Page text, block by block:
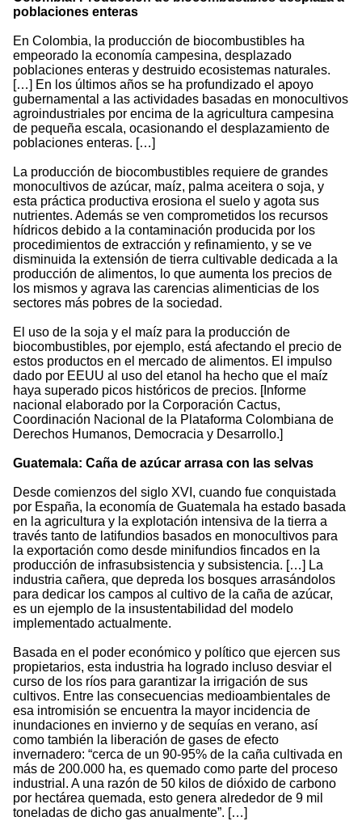
poblaciones enteras
En Colombia, la producción de biocombustibles ha
empeorado la economía campesina, desplazado
poblaciones enteras y destruido ecosistemas naturales.
[…] En los últimos años se ha profundizado el apoyo
gubernamental a las actividades basadas en monocultivos
agroindustriales por encima de la agricultura campesina
de pequeña escala, ocasionando el desplazamiento de
poblaciones enteras. […]
La producción de biocombustibles requiere de grandes
monocultivos de azúcar, maíz, palma aceitera o soja, y
esta práctica productiva erosiona el suelo y agota sus
nutrientes. Además se ven comprometidos los recursos
hídricos debido a la contaminación producida por los
procedimientos de extracción y refinamiento, y se ve
disminuida la extensión de tierra cultivable dedicada a la
producción de alimentos, lo que aumenta los precios de
los mismos y agrava las carencias alimenticias de los
sectores más pobres de la sociedad.
El uso de la soja y el maíz para la producción de
biocombustibles, por ejemplo, está afectando el precio de
estos productos en el mercado de alimentos. El impulso
dado por EEUU al uso del etanol ha hecho que el maíz
haya superado picos históricos de precios. [Informe
nacional elaborado por la Corporación Cactus,
Coordinación Nacional de la Plataforma Colombiana de
Derechos Humanos, Democracia y Desarrollo.]
Guatemala: Caña de azúcar arrasa con las selvas
Desde comienzos del siglo XVI, cuando fue conquistada
por España, la economía de Guatemala ha estado basada
en la agricultura y la explotación intensiva de la tierra a
través tanto de latifundios basados en monocultivos para
la exportación como desde minifundios fincados en la
producción de infrasubsistencia y subsistencia. […] La
industria cañera, que depreda los bosques arrasándolos
para dedicar los campos al cultivo de la caña de azúcar,
es un ejemplo de la insustentabilidad del modelo
implementado actualmente.
Basada en el poder económico y político que ejercen sus
propietarios, esta industria ha logrado incluso desviar el
curso de los ríos para garantizar la irrigación de sus
cultivos. Entre las consecuencias medioambientales de
esa intromisión se encuentra la mayor incidencia de
inundaciones en invierno y de sequías en verano, así
como también la liberación de gases de efecto
invernadero: “cerca de un 90-95% de la caña cultivada en
más de 200.000 ha, es quemado como parte del proceso
industrial. A una razón de 50 kilos de dióxido de carbono
por hectárea quemada, esto genera alrededor de 9 mil
toneladas de dicho gas anualmente”. […]